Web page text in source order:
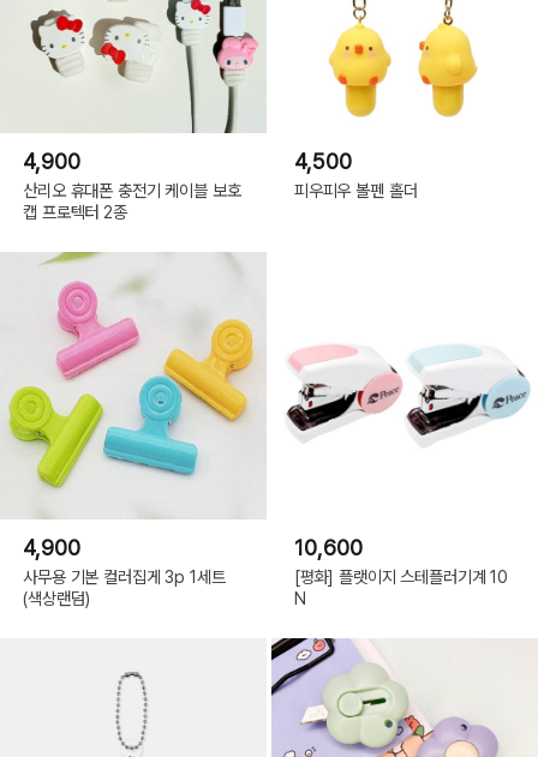
4,900
산리오 휴대폰 충전기 케이블 보호
캡 프로텍터 2종
4,500
피우피우 볼펜 홀더
4,900
사무용 기본 컬러집게 3p 1세트
(색상랜덤)
10,600
[평화] 플랫이지 스테플러기계 10
N